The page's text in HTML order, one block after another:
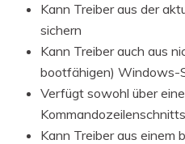
Kann Treiber aus der
sichern
Kann Treiber auch aus
bootfähigen) Windows-
Verfügt sowohl über
Kann Treiber aus einem